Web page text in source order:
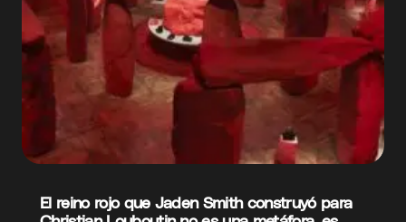
El reino rojo que Jaden Smith construyó para